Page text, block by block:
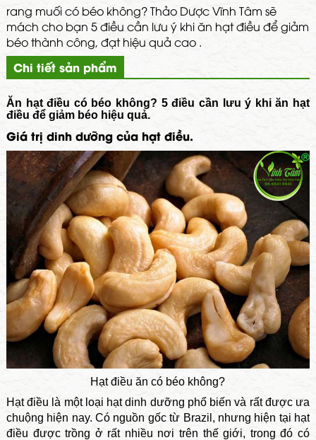
rang muối có béo không? Thảo Dược Vĩnh Tâm sẽ
mách cho bạn 5 điều cần lưu ý khi ăn hạt điều để giảm
béo thành công, đạt hiệu quả cao .
Chi tiết sản phẩm
Ăn hạt điều có béo không? 5 điều cần lưu ý khi ăn hạt
điều để giảm béo hiệu quả.
Giá trị dinh dưỡng của hạt điều.
Hạt điều ăn có béo không?
Hạt điều là một loại hạt dinh dưỡng phổ biến và rất được ưa
chuộng hiện nay. Có nguồn gốc từ Brazil, nhưng hiện tại hạt
điều được trồng ở rất nhiều nơi trên thế giới, trong đó có